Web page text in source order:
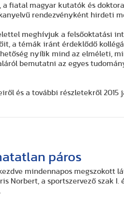
magyar és angol
nyílik mind az elméleti, mind a gyakorlati
páros
mindennapos megszokott
Norbert, a sportszervező szak